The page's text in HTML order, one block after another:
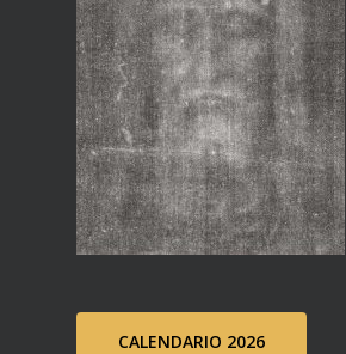
CALENDARIO 2026